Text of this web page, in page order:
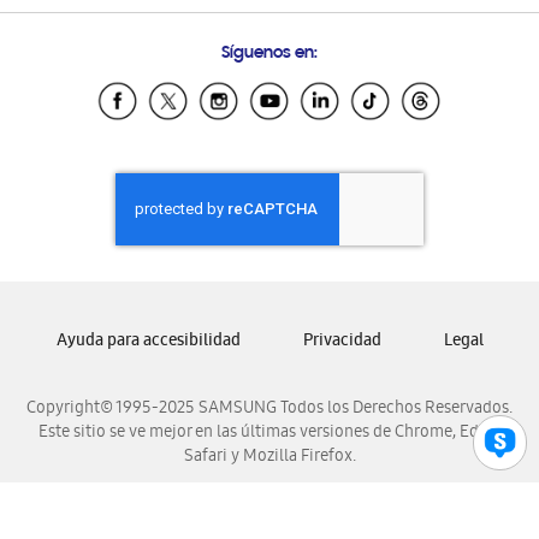
Samsung Ecuador
Samsung El Salvador
Samsung Honduras
Samsung Nicaragua
Samsung Panamá
Samsung Venezuela
Síguenos en:
Copyright© 1995-2025 SAMSUNG Todos los Derechos Reservados.
Este sitio se ve mejor en las últimas versiones de Chrome, Edge,
Safari y Mozilla Firefox.
Ayuda para accesibilidad Privacidad Legal